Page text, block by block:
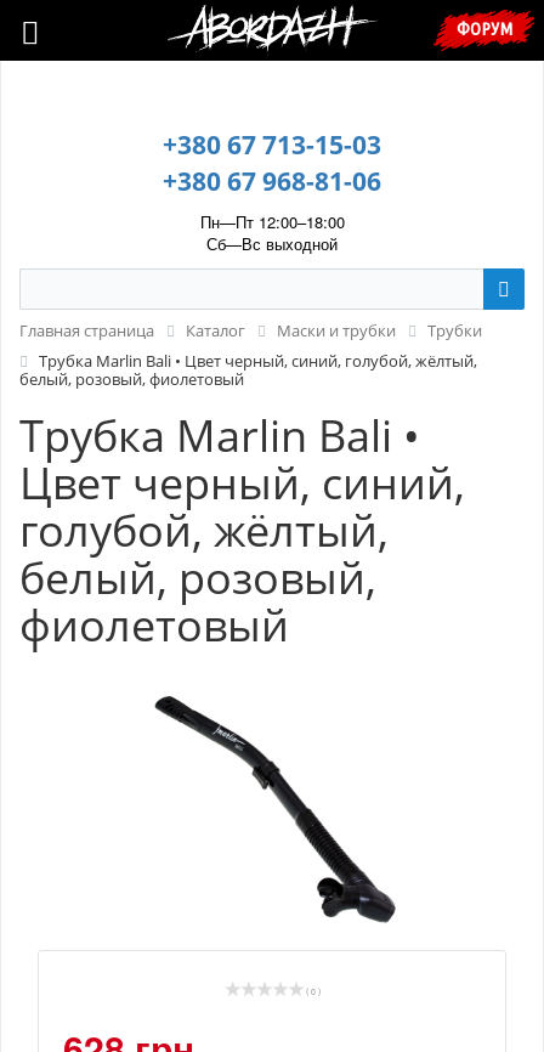
🇺🇦 У зв’язку з воєнним станом, прохання уточнювати ціну та
наявність у менеджера. 🇺🇦
+380 67 713-15-03
+380 67 968-81-06
Пн—Пт 12:00–18:00
Сб—Вс выходной
ФОРУМ
Главная страница Каталог Маски и трубки
Трубки
Трубка Marlin Bali • Цвет черный, синий, голубой, жёлтый,
белый, розовый, фиолетовый
Трубка Marlin Bali •
Цвет черный, синий,
голубой, жёлтый,
белый, розовый,
фиолетовый
( 0 )